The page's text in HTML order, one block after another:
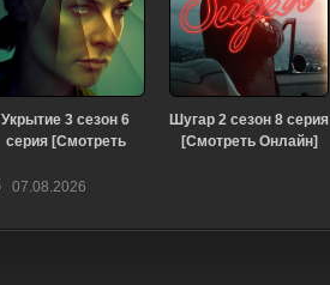
07.08.2026
Укрытие 3 сезон 6
серия [Смотреть
Шугар 2 сезон 8 серия
[Смотреть Онлайн]